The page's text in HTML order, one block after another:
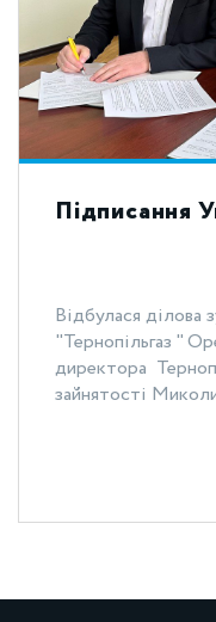
Підписання
Відбулася ділова
"Тернопільгаз "
директора
зайнятості